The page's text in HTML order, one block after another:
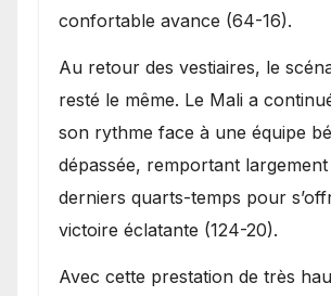
confortable avance (64-16).
Au retour des vestiaires, le
resté le même. Le Mali a
son rythme face à une équipe
dépassée, remportant
derniers quarts-temps pour
victoire éclatante (124-20).
Avec cette prestation de très